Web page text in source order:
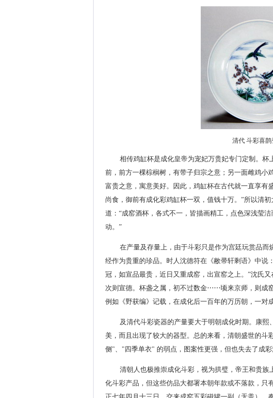
清代 斗彩喜鹊
相传鸡缸杯是成化皇帝为宠妃万贵妃专门定制。
前，前方一棵棕榈树，有带子归宗之意；另一面雌鸡小
富贵之意，寓意美好。因此，鸡缸杯在古代就一直享有
尚食，御前有成化彩鸡缸杯一双，值钱十万。”所以清
道：“成窑酒杯，各式不一，皆描画精工，点色深浅莹
动。”
在产量及存量上，由于斗彩只是作为宫廷玩赏品
经作为贵重的珍品。时人沈德符在《敝帚轩剩语》中说
冠，如宣品最贵，近日又重成窑，出宣窑之上。”沈氏
次则宣德。杯盏之属，初不过数金⋯⋯顷来京师，则成
例如《野获编》记载，在成化后一百年的万历朝，一对
及清代斗彩瓷器的产量要大于明朝成化时期。康
美，而且出现了较大的器型。总的来看，清朝盛世的斗
侧"、"四季单衣" 的弱点，图案性更强，但也失去了成彩
清朝人也极推崇成化斗彩，视为拱璧，帝王和贵
化斗彩产品，但这些仿品大都署本朝年款或不落款，只